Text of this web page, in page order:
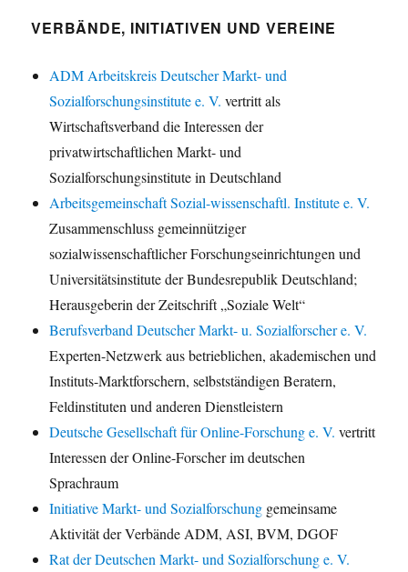
VERBÄNDE, INITIATIVEN UND VEREINE
ADM Arbeitskreis Deutscher Markt- und
Sozialforschungsinstitute e. V. vertritt als
Wirtschaftsverband die Interessen der
privatwirtschaftlichen Markt- und
Sozialforschungsinstitute in Deutschland
Arbeitsgemeinschaft Sozial-wissenschaftl. Institute e. V.
Zusammenschluss gemeinnütziger
sozialwissenschaftlicher Forschungseinrichtungen und
Universitätsinstitute der Bundesrepublik Deutschland;
Herausgeberin der Zeitschrift „Soziale Welt“
Berufsverband Deutscher Markt- u. Sozialforscher e. V.
Experten-Netzwerk aus betrieblichen, akademischen und
Instituts-Marktforschern, selbstständigen Beratern,
Feldinstituten und anderen Dienstleistern
Deutsche Gesellschaft für Online-Forschung e. V. vertritt
Interessen der Online-Forscher im deutschen
Sprachraum
Initiative Markt- und Sozialforschung gemeinsame
Aktivität der Verbände ADM, ASI, BVM, DGOF
Rat der Deutschen Markt- und Sozialforschung e. V.